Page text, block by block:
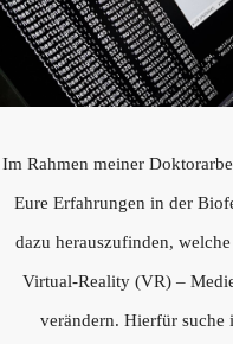
Im Rahmen meiner
Eure Erfahrungen in der
dazu herauszufinden,
Virtual-Reality (VR) –
verändern. Hierfür suche